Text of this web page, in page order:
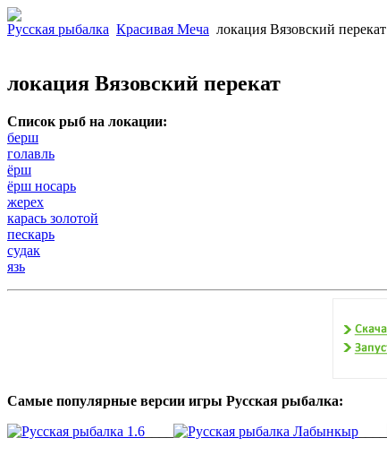
Русская рыбалка Красивая Меча локация Вязовский перекат
локация Вязовский перекат
Список рыб на локации:
берш
голавль
ёрш
ёрш носарь
жерех
карась золотой
пескарь
судак
язь
Самые популярные версии игры Русская рыбалка: